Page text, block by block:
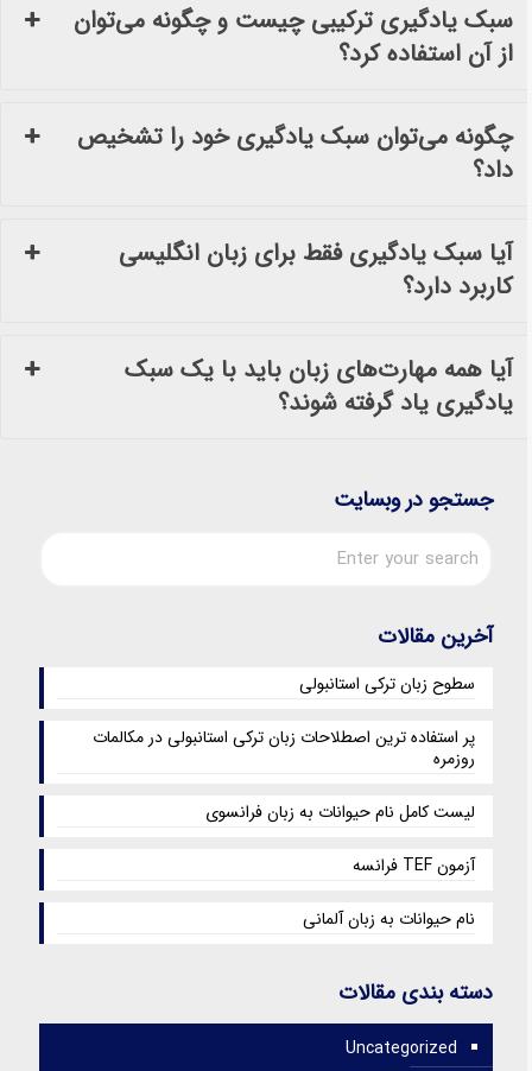
سبک یادگیری ترکیبی چیست و چگونه می‌توان
از آن استفاده کرد؟
چگونه می‌توان سبک یادگیری خود را تشخیص
داد؟
آیا سبک یادگیری فقط برای زبان انگلیسی
کاربرد دارد؟
آیا همه مهارت‌های زبان باید با یک سبک
یادگیری یاد گرفته شوند؟
جستجو در وبسایت
آخرین مقالات
سطوح زبان ترکی استانبولی
پر استفاده ترین اصطلاحات زبان ترکی استانبولی در مکالمات
روزمره
لیست کامل نام حیوانات به زبان فرانسوی
آزمون TEF فرانسه
نام حیوانات به زبان آلمانی
دسته بندی مقالات
Uncategorized